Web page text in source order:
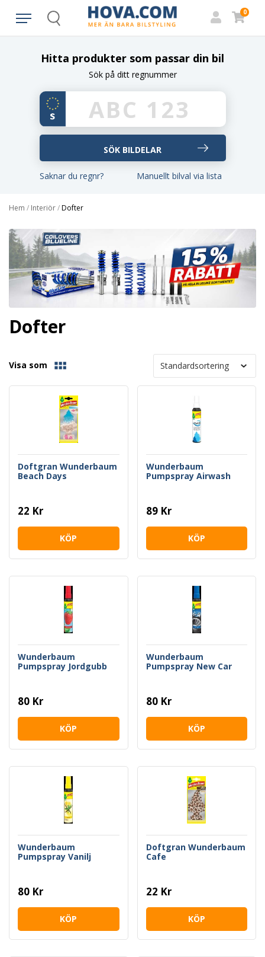
Search
0
Hitta produkter som passar din bil
Sök på ditt regnummer
Saknar du regnr? Manuellt bilval via lista
Hem / Interiör/Dofter
Dofter
Visa som
Doftgran Wunderbaum
Beach Days
22 Kr
KÖP
Wunderbaum
Pumpspray Airwash
89 Kr
KÖP
Wunderbaum
Pumpspray Jordgubb
80 Kr
KÖP
Wunderbaum
Pumpspray New Car
80 Kr
KÖP
Wunderbaum
Pumpspray Vanilj
80 Kr
KÖP
Doftgran Wunderbaum
Cafe
22 Kr
KÖP